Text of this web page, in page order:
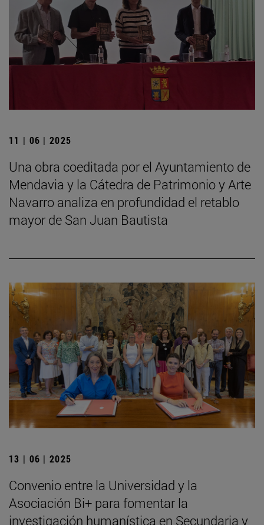
11 | 06 | 2025
Una obra coeditada por el Ayuntamiento de
Mendavia y la Cátedra de Patrimonio y Arte
Navarro analiza en profundidad el retablo
mayor de San Juan Bautista
13 | 06 | 2025
Convenio entre la Universidad y la
Asociación Bi+ para fomentar la
investigación humanística en Secundaria y